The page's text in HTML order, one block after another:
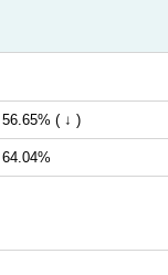
56.65% ( ↓ )
64.04%